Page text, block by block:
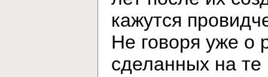
кажутся
Не говоря уже о
сделанных на те